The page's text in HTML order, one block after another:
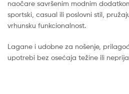
naočare savršenim modnim
sportski, casual ili poslovni stil,
vrhunsku funkcionalnost.
Lagane i udobne za nošenje,
upotrebi bez osećaja težine ili